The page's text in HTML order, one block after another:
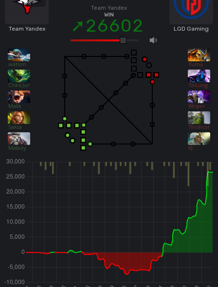
Team Yandex
watson
Chira Junior
Malik
Saksa
Malady
Team Yandex
WIN
26602
Yuma
TaiLung
Wisper
Thiolicor
KJ
LGD Gaming